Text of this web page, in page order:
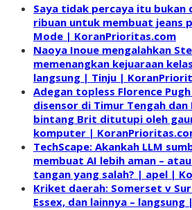
Saya tidak percaya itu bukan
ribuan untuk membuat jeans
Mode | KoranPrioritas.com
Naoya Inoue mengalahkan
memenangkan kejuaraan
langsung | Tinju |
Adegan topless Florence
disensor di Timur Tengah
bintang Brit ditutupi oleh
komputer |
TechScape: Akankah LLM
membuat AI lebih aman –
tangan yang salah? | apel |
Kriket daerah: Somerset v
Essex, dan lainnya – langsung